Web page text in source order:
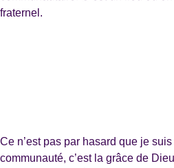
fraternel.
Ce n’est pas par hasard que je
communauté, c’est la grâce de